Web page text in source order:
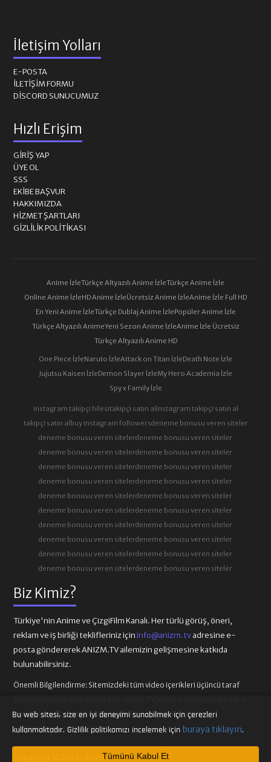
Biz Kimiz?
Türkiye'nin Anime ve ÇizgiFilm Kanalı. Her türlü görüş, öneri,
reklam ve iş birliği teklifleriniz içininfo@anizm.tvadresine e-
posta göndererek ANIZM.TV ailemizin gelişmesine katkıda
bulunabilirsiniz.
Önemli Bilgilendirme: Sitemizdeki tüm video içerikleri üçüncü taraf
içeriği barındırmamaktadır. Telif hakkı talepleri ilgili video
sağlayıcılarına iletilmelidir.
Copyright © 2013-2026
İletişim Yolları
E-POSTA
İLETIŞIM FORMU
DISCORD SUNUCUMUZ
Hızlı Erişim
GIRIŞ YAP
ÜYE OL
SSS
EKIBE BAŞVUR
HAKKIMIZDA
HIZMET ŞARTLARI
GIZLILIK POLITIKASI
Anime İzleTürkçe Altyazılı Anime İzleTürkçe Anime İzle
Online Anime İzleHD Anime İzleÜcretsiz Anime İzleAnime İzle Full HD
En Yeni Anime İzleTürkçe Dublaj Anime İzlePopüler Anime İzle
Türkçe Altyazılı AnimeYeni Sezon Anime İzleAnime İzle Ücretsiz
Türkçe Altyazılı Anime HD
One Piece İzleNaruto İzleAttack on Titan İzleDeath Note İzle
Jujutsu Kaisen İzleDemon Slayer İzleMy Hero Academia İzle
Spy x Family İzle
instagram takipçi hilesitakipçi satın alinstagram takipçi satın al
takipçi satın albuy instagram followersdeneme bonusu veren siteler
deneme bonusu veren sitelerdeneme bonusu veren siteler
deneme bonusu veren sitelerdeneme bonusu veren siteler
deneme bonusu veren sitelerdeneme bonusu veren siteler
deneme bonusu veren sitelerdeneme bonusu veren siteler
deneme bonusu veren sitelerdeneme bonusu veren siteler
deneme bonusu veren sitelerdeneme bonusu veren siteler
deneme bonusu veren sitelerdeneme bonusu veren siteler
deneme bonusu veren sitelerdeneme bonusu veren siteler
deneme bonusu veren sitelerdeneme bonusu veren siteler
deneme bonusu veren sitelerdeneme bonusu veren siteler
Bu web sitesi, size en iyi deneyimi sunabilmek için çerezleri
kullanmaktadır. Gizlilik politikamızı incelemek için buraya tıklayın.
Tümünü Kabul Et